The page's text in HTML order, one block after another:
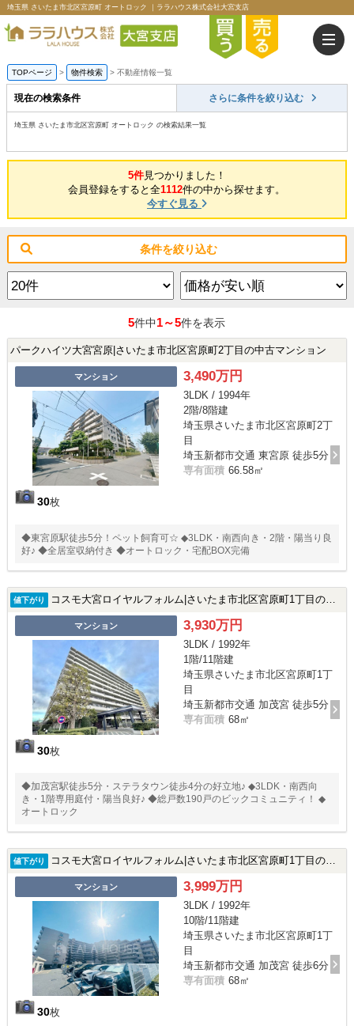
埼玉県 さいたま市北区宮原町 オートロック ｜ララハウス株式会社大宮支店
TOPページ > 物件検索 > 不動産情報一覧
現在の検索条件 さらに条件を絞り込む
埼玉県 さいたま市北区宮原町 オートロック の検索結果一覧
5件見つかりました！
会員登録をすると全1112件の中から探せます。
今すぐ見る
条件を絞り込む
5件中1～5件を表示
パークハイツ大宮宮原|さいたま市北区宮原町2丁目の中古マンション
マンション
30枚
3,490万円
3LDK / 1994年
2階/8階建
埼玉県さいたま市北区宮原町2丁
目
埼玉新都市交通 東宮原 徒歩5分
専有面積 66.58㎡
◆東宮原駅徒歩5分！ペット飼育可☆ ◆3LDK・南西向き・2階・陽当り良
好♪ ◆全居室収納付き ◆オートロック・宅配BOX完備
値下がり コスモ大宮ロイヤルフォルム|さいたま市北区宮原町1丁目の中古マンション
マンション
30枚
3,930万円
3LDK / 1992年
1階/11階建
埼玉県さいたま市北区宮原町1丁
目
埼玉新都市交通 加茂宮 徒歩5分
専有面積 68㎡
◆加茂宮駅徒歩5分・ステラタウン徒歩4分の好立地♪ ◆3LDK・南西向
き・1階専用庭付・陽当良好♪ ◆総戸数190戸のビックコミュニティ！ ◆
オートロック
値下がり コスモ大宮ロイヤルフォルム|さいたま市北区宮原町1丁目の中古マンション
マンション
30枚
3,999万円
3LDK / 1992年
10階/11階建
埼玉県さいたま市北区宮原町1丁
目
埼玉新都市交通 加茂宮 徒歩6分
専有面積 68㎡